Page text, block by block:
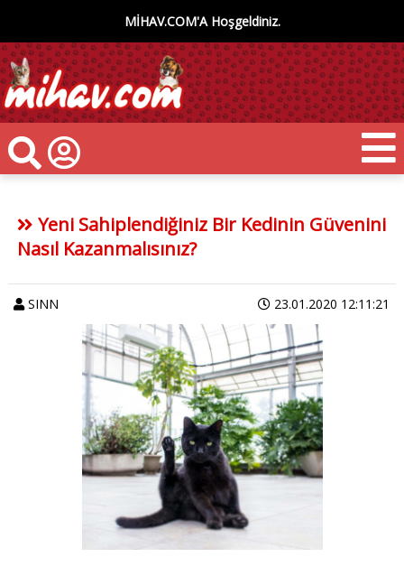
MİHAV.COM'A Hoşgeldiniz.
Yeni Sahiplendiğiniz Bir Kedinin Güvenini
Nasıl Kazanmalısınız?
SINN 23.01.2020 12:11:21